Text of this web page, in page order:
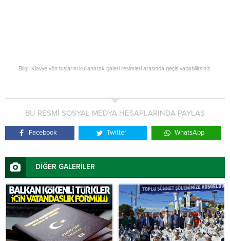
Bilgi: Klavye yön tuşlarını kullanarak galeri resimleri arasında geçiş yapabilirsiniz.
BU RESMİ SOSYAL MEDYA HESAPLARINDA PAYLAŞ
Facebook Twitter WhatsApp
DİĞER GALERİLER